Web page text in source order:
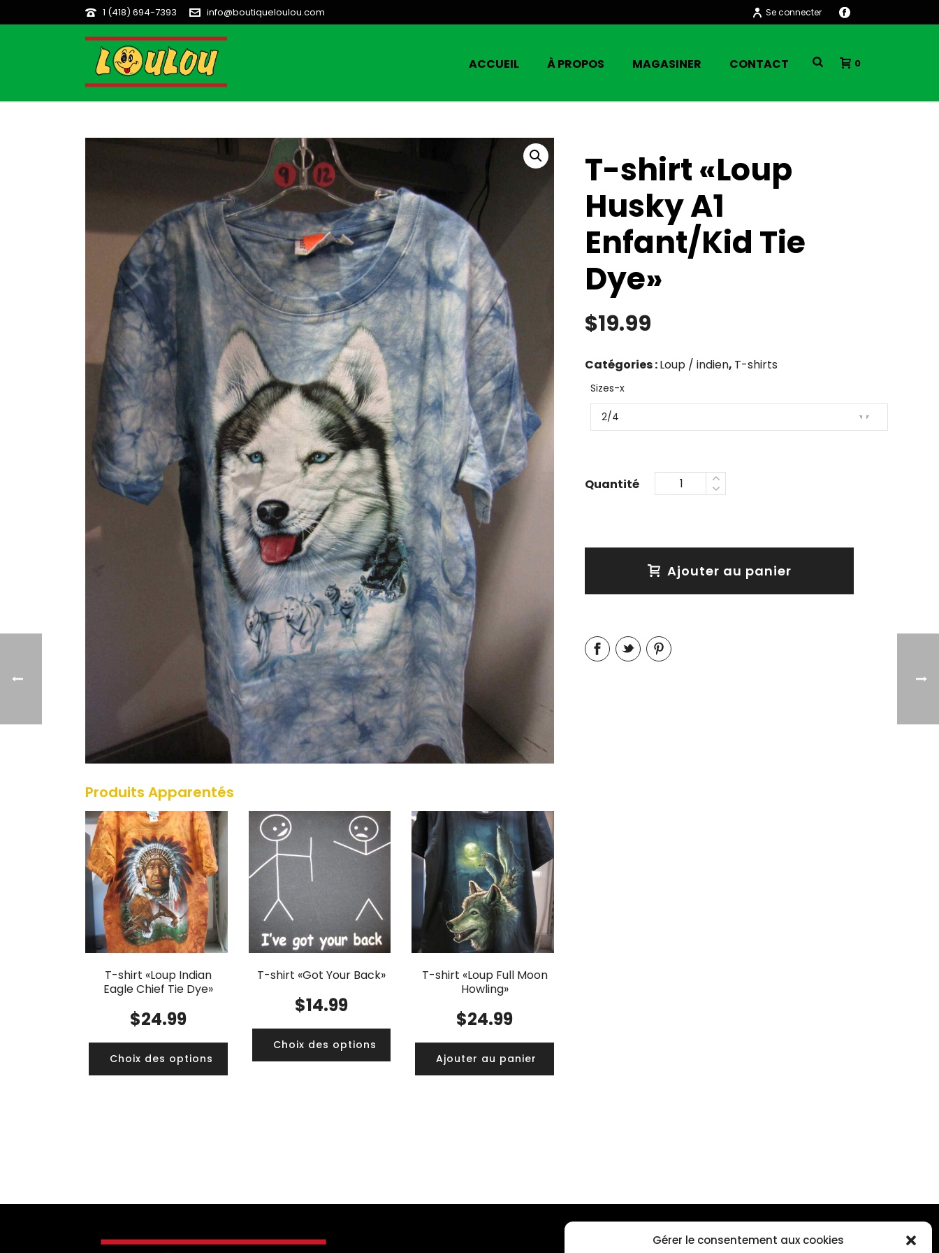
Gérer le consentement aux cookies
1 (418) 694-7393 info@boutiqueloulou.com Se connecter
ACCUEIL À PROPOS MAGASINER CONTACT 0
T-shirt «Loup
Husky A1
Enfant/Kid Tie
Dye»
$19.99
Catégories :Loup / indien, T-shirts
Sizes-x
Ajouter au panier
Produits Apparentés
T-shirt «Loup Indian
Eagle Chief Tie Dye»
$24.99
Choix des options
T-shirt «Got Your Back»
$14.99
Choix des options
T-shirt «Loup Full Moon
Howling»
$24.99
Ajouter au panier
CONTACTEZ-NOUS